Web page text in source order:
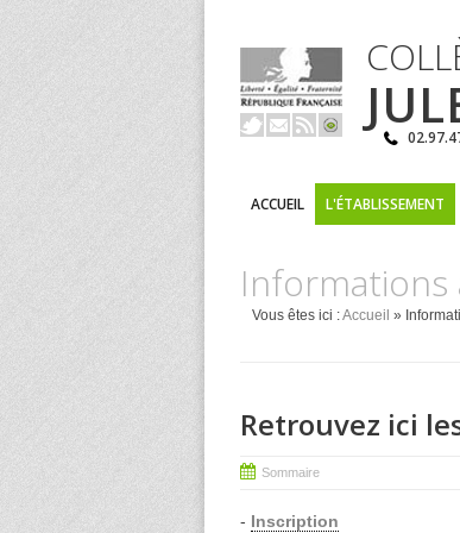
ACCUEIL L'ÉTABLISSEMENT
Informations
Vous êtes ici :Accueil »
Retrouvez ici
Sommaire
- Inscription